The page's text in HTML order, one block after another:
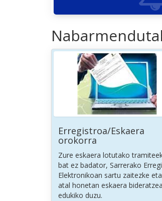
Erregistroa/Eskaera
orokorra
Zure eskaera lotutako
bat ez badator, Sarrerako
Elektronikoan sartu zaitezke eta
atal honetan eskaera bideratzea
edukiko duzu.